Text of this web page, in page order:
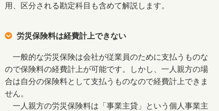
用、区分される勘定科目も含めて解説します。
労災保険料は経費計上できない
一般的な労災保険は会社が従業員のために支払うものな
ので保険料の経費計上が可能です。しかし、一人親方の場
合は自分の保険料として支払うものなので経費計上できま
せん。
一人親方の労災保険料は「事業主貸」という個人事業主